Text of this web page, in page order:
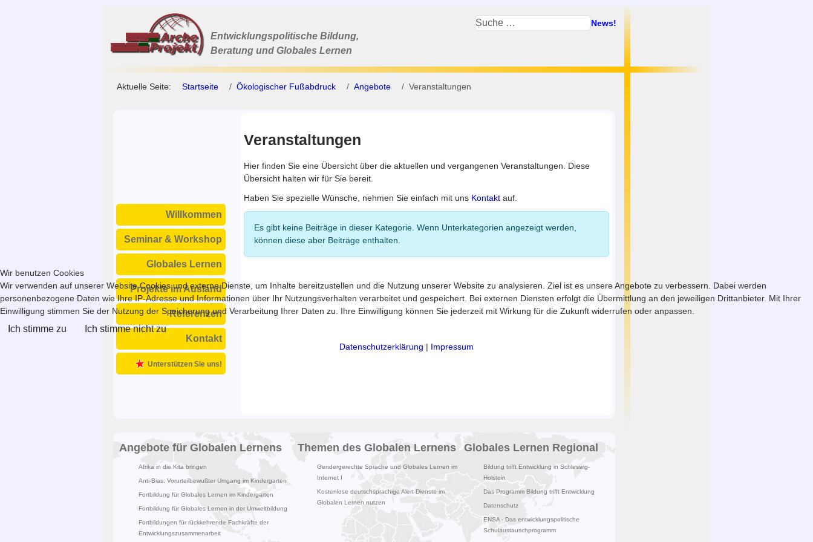
Entwicklungspolitische Bildung,
Beratung und Globales Lernen
News!
Aktuelle Seite: Startseite Ökologischer Fußabdruck Angebote Veranstaltungen
Willkommen
Seminar & Workshop
Globales Lernen
Projekte im Ausland
Referenzen
Kontakt
Unterstützen Sie uns!
Veranstaltungen
Hier finden Sie eine Übersicht über die aktuellen und vergangenen Veranstaltungen. Diese
Übersicht halten wir für Sie bereit.
Haben Sie spezielle Wünsche, nehmen Sie einfach mit uns Kontaktauf.
Information
Es gibt keine Beiträge in dieser Kategorie. Wenn Unterkategorien angezeigt werden,
können diese aber Beiträge enthalten.
Angebote für Globalen Lernens
Afrika in die Kita bringen
Anti-Bias: Vorurteilbewußter Umgang im Kindergarten
Fortbildung für Globales Lernen im Kindergarten
Fortbildung für Globales Lernen in der Umweltbildung
Fortbildungen für rückkehrende Fachkräfte der
Entwicklungszusammenarbeit
Themen des Globalen Lernens
Gendergerechte Sprache und Globales Lernen im
Internet I
Kostenlose deutschsprachige Alert-Dienste im
Globalen Lernen nutzen
Globales Lernen Regional
Bildung trifft Entwicklung in Schleswig-
Holstein
Das Programm Bildung trifft Entwicklung
Datenschutz
ENSA - Das entwicklungspolitische
Schulaustauschprogramm
Wir benutzen Cookies
Wir verwenden auf unserer Website Cookies und externe Dienste, um Inhalte bereitzustellen und die Nutzung unserer Website zu analysieren. Ziel ist es unsere Angebote zu verbessern. Dabei werden
personenbezogene Daten wie Ihre IP-Adresse und Informationen über Ihr Nutzungsverhalten verarbeitet und gespeichert. Bei externen Diensten erfolgt die Übermittlung an den jeweiligen Drittanbieter. Mit Ihrer
Einwilligung stimmen Sie der Nutzung der Speicherung und Verarbeitung Ihrer Daten zu. Ihre Einwilligung können Sie jederzeit mit Wirkung für die Zukunft widerrufen oder anpassen.
Ich stimme zu Ich stimme nicht zu
Datenschutzerklärung | Impressum